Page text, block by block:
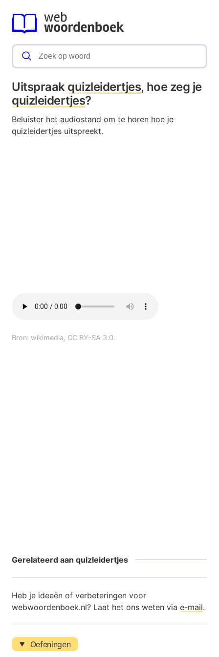
Uitspraak quizleidertjes, hoe zeg je
quizleidertjes?
Beluister het audiostand om te horen hoe je
quizleidertjes uitspreekt.
Bron: wikimedia, CC BY-SA 3.0.
Gerelateerd aan quizleidertjes
Heb je ideeën of verbeteringen voor
webwoordenboek.nl? Laat het ons weten via e-mail.
Oefeningen